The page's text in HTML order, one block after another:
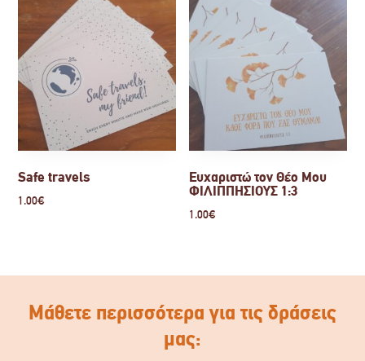
Safe travels
1.00€
Ευχαριστώ τον Θέο Μου
ΦΙΛΙΠΠΗΣΙΟΥΣ 1:3
1.00€
Μάθετε περισσότερα για τις δράσεις
μας: